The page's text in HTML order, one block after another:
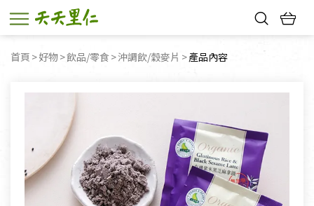
首頁 好物 飲品/零食 沖調飲/穀麥片 目前頁面：
產品內容